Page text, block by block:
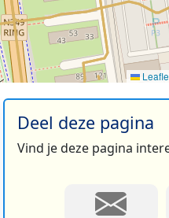
Deel deze pagina
Vind je deze pagina